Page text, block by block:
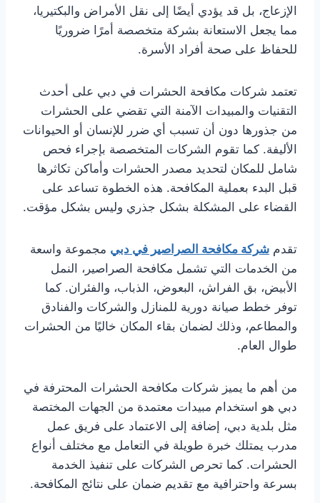
الإزعاج، بل قد يؤدي أيضًا إلى نقل الأمراض والبكتيريا،
مما يجعل الاستعانة بشركة متخصصة أمرًا ضروريًا
للحفاظ على صحة أفراد الأسرة.
تعتمد شركات مكافحة الحشرات في دبي على أحدث
التقنيات والمبيدات الآمنة التي تقضي على الحشرات
من جذورها دون أن تسبب أي ضرر للإنسان أو الحيوانات
الأليفة. كما تقوم الشركات المتخصصة بإجراء فحص
شامل للمكان لتحديد مصدر الحشرات وأماكن تكاثرها
قبل البدء بعملية المكافحة. هذه الخطوة تساعد على
القضاء على المشكلة بشكل جذري وليس بشكل مؤقت.
تقدم شركة مكافحة الصراصير في دبي مجموعة واسعة
من الخدمات التي تشمل مكافحة الصراصير، النمل
الأبيض، بق الفراش، البعوض، الذباب، والفئران. كما
توفر خطط صيانة دورية للمنازل والشركات والفنادق
والمطاعم، وذلك لضمان بقاء المكان خاليًا من الحشرات
طوال العام.
من أهم ما يميز شركات مكافحة الحشرات المحترفة في
دبي هو استخدام مبيدات معتمدة من الجهات المختصة
مثل بلدية دبي، إضافة إلى الاعتماد على فريق عمل
مدرب يمتلك خبرة طويلة في التعامل مع مختلف أنواع
الحشرات. كما تحرص الشركات على تنفيذ الخدمة
بسرعة واحترافية مع تقديم ضمان على نتائج المكافحة.